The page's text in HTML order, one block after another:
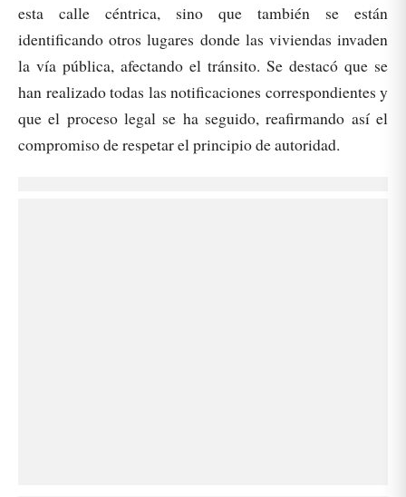
esta calle céntrica, sino que también se están
identificando otros lugares donde las viviendas invaden
la vía pública, afectando el tránsito. Se destacó que se
han realizado todas las notificaciones correspondientes y
que el proceso legal se ha seguido, reafirmando así el
compromiso de respetar el principio de autoridad.